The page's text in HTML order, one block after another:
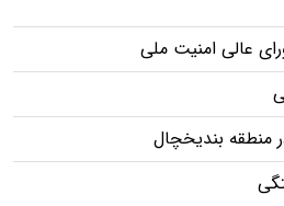
عالی امنیت ملی
بندیخچال